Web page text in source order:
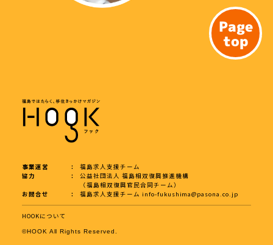
Page
top
事業運営
福島求人支援チーム
協力
公益社団法人 福島相双復興推進機構
（福島相双復興官民合同チーム）
お問合せ
福島求人支援チームinfo-fukushima@pasona.co.jp
HOOKについて
©︎HOOK All Rights Reserved.